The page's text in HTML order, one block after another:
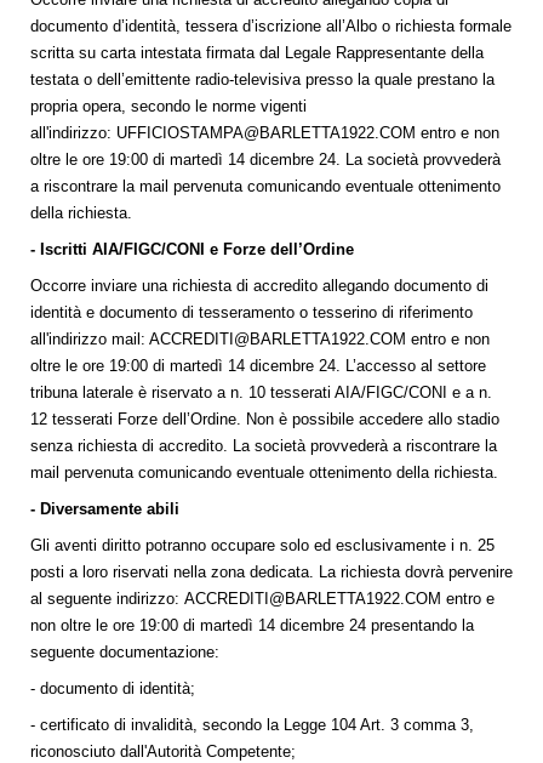
documento d’identità, tessera d’iscrizione all’Albo o richiesta formale
scritta su carta intestata firmata dal Legale Rappresentante della
testata o dell’emittente radio-televisiva presso la quale prestano la
propria opera, secondo le norme vigenti
all'indirizzo: UFFICIOSTAMPA@BARLETTA1922.COM entro e non
oltre le ore 19:00 di martedì 14 dicembre 24. La società provvederà
a riscontrare la mail pervenuta comunicando eventuale ottenimento
della richiesta.
- Iscritti AIA/FIGC/CONI e Forze dell’Ordine
Occorre inviare una richiesta di accredito allegando documento di
identità e documento di tesseramento o tesserino di riferimento
all'indirizzo mail: ACCREDITI@BARLETTA1922.COM entro e non
oltre le ore 19:00 di martedì 14 dicembre 24. L’accesso al settore
tribuna laterale è riservato a n. 10 tesserati AIA/FIGC/CONI e a n.
12 tesserati Forze dell’Ordine. Non è possibile accedere allo stadio
senza richiesta di accredito. La società provvederà a riscontrare la
mail pervenuta comunicando eventuale ottenimento della richiesta.
- Diversamente abili
Gli aventi diritto potranno occupare solo ed esclusivamente i n. 25
posti a loro riservati nella zona dedicata. La richiesta dovrà pervenire
al seguente indirizzo: ACCREDITI@BARLETTA1922.COM entro e
non oltre le ore 19:00 di martedì 14 dicembre 24 presentando la
seguente documentazione:
- documento di identità;
- certificato di invalidità, secondo la Legge 104 Art. 3 comma 3,
riconosciuto dall'Autorità Competente;